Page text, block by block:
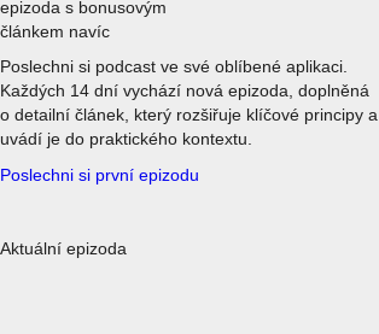
epizoda s bonusovým
článkem navíc
Poslechni si podcast ve své oblíbené aplikaci.
Každých 14 dní vychází nová epizoda, doplněná
o detailní článek, který rozšiřuje klíčové principy a
uvádí je do praktického kontextu.
Poslechni si první epizodu
Aktuální epizoda